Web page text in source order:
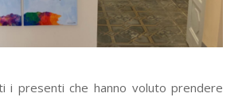
i presenti che hanno voluto prendere